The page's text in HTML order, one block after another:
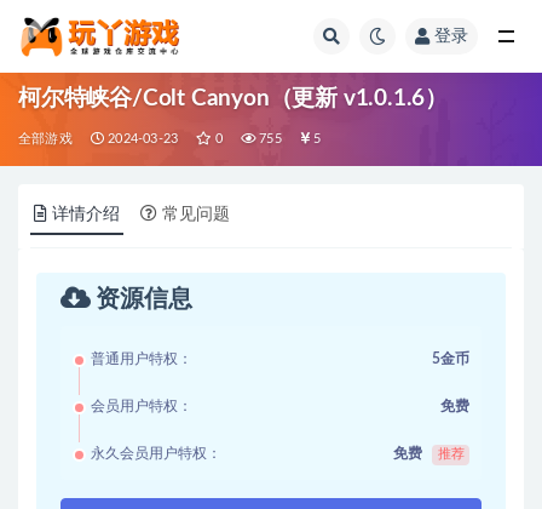
登录
柯尔特峡谷/Colt Canyon（更新 v1.0.1.6）
全部游戏 2024-03-23 0 755 5
详情介绍 常见问题
资源信息
普通用户特权： 5金币
会员用户特权： 免费
永久会员用户特权： 免费 推荐